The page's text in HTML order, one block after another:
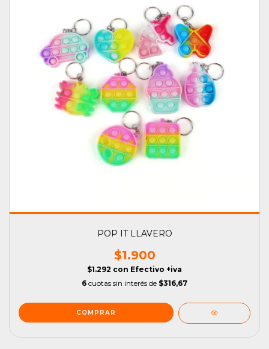
POP IT LLAVERO
$1.900
$1.292 con Efectivo +iva
6 cuotas sin interés de $316,67